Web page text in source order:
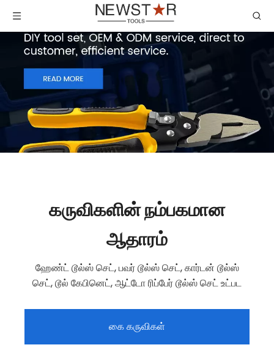
கருவிகளின் நம்பகமான
ஆதாரம்
ஹேண்ட் டூல்ஸ் செட், பவர் டூல்ஸ் செட், கார்டன் டூல்ஸ்
செட், டூல் கேபினெட், ஆட்டோ ரிப்பேர் டூல்ஸ் செட் உட்பட
கை கருவிகள்